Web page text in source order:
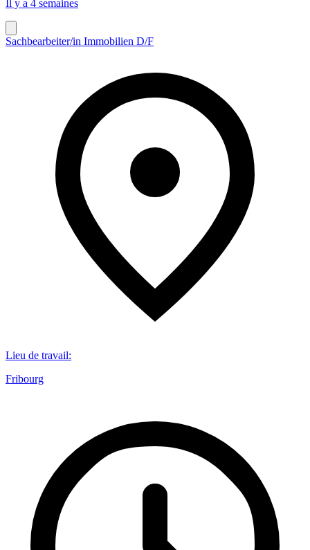
Il y a 4 semaines
Sachbearbeiter/in Immobilien D/F
Lieu de travail:
Fribourg